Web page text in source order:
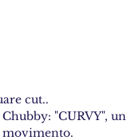
cut..
"CURVY", un